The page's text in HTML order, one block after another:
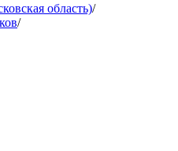
область)/
/